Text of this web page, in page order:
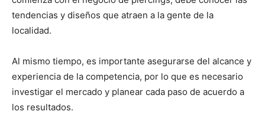
tendencias y diseños que atraen a la gente de la
localidad.
Al mismo tiempo, es importante asegurarse del alcance y
experiencia de la competencia, por lo que es necesario
investigar el mercado y planear cada paso de acuerdo a
los resultados.